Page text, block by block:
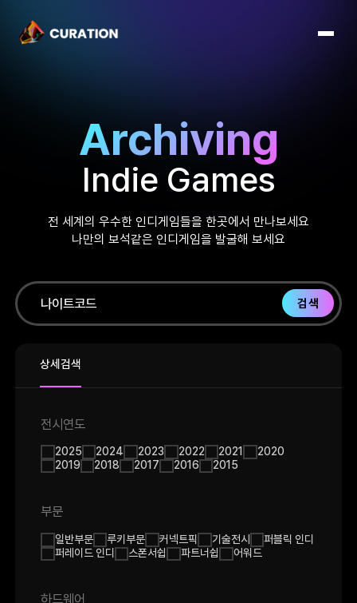
Archiving
Indie Games
전 세계의 우수한 인디게임들을 한곳에서 만나보세요
나만의 보석같은 인디게임을 발굴해 보세요
검색
상세검색
전시연도
2025 2024 2023 2022 2021
2020
2019
2018 2017 2016 2015
부문
일반부문 루키부문 커넥트픽 기술전시
퍼블릭 인디
퍼레이드 인디
스폰서쉽 파트너쉽 어워드
하드웨어